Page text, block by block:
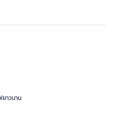
าวนาน